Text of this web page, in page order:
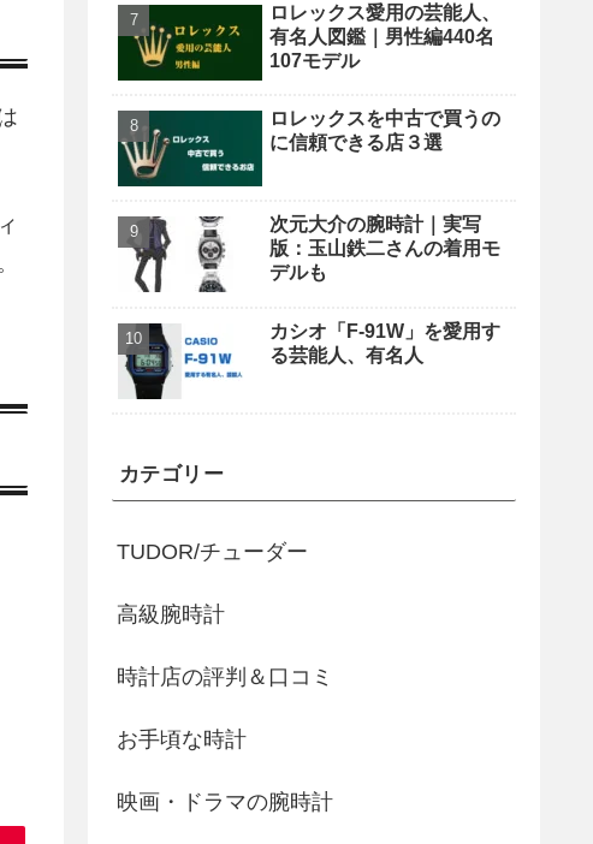
ロレックス愛用の芸能人、
有名人図鑑｜男性編440名
107モデル
ロレックスを中古で買うの
に信頼できる店３選
次元大介の腕時計｜実写
版：玉山鉄二さんの着用モ
デルも
カシオ「F-91W」を愛用す
る芸能人、有名人
カテゴリー
TUDOR/チューダー
高級腕時計
時計店の評判＆口コミ
お手頃な時計
映画・ドラマの腕時計